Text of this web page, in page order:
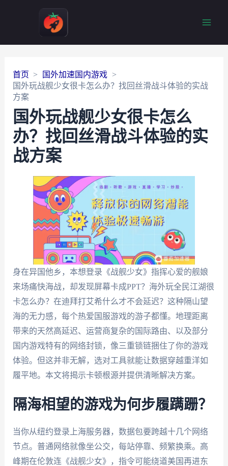
首页
国外加速国内游戏
国外玩战舰少女很卡怎么办？找回丝滑战斗体验的实战
方案
国外玩战舰少女很卡怎么
办？找回丝滑战斗体验的实
战方案
身在异国他乡，本想登录《战舰少女》指挥心爱的舰娘
来场痛快海战，却发现屏幕卡成PPT？海外玩全民江湖很
卡怎么办？在迪拜打艾希什么才不会延迟？这种隔山望
海的无力感，每个热爱国服游戏的游子都懂。地理距离
带来的天然高延迟、运营商复杂的国际路由、以及部分
国内游戏特有的网络封锁，像三重锁链捆住了你的游戏
体验。但这并非无解，选对工具就能让数据穿越重洋如
履平地。本文将揭示卡顿根源并提供清晰解决方案。
隔海相望的游戏为何步履蹒跚？
当你从纽约登录上海服务器，数据包要跨越十几个网络
节点。普通网络就像坐公交，每站停靠、频繁换乘。高
峰期在伦敦连《战舰少女》，指令可能绕道美国再进东